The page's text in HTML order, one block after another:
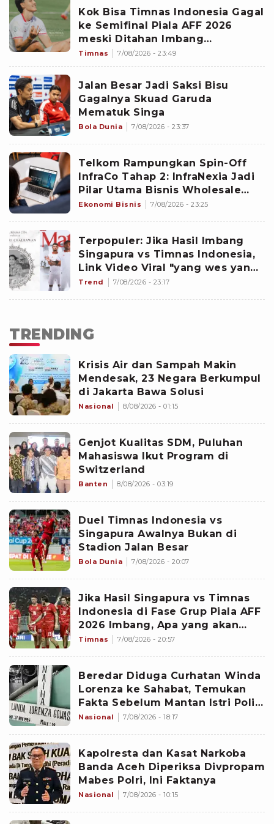
Kok Bisa Timnas Indonesia Gagal
ke Semifinal Piala AFF 2026
meski Ditahan Imbang
Singapura?
Timnas 7/08/2026 - 23:49
Jalan Besar Jadi Saksi Bisu
Gagalnya Skuad Garuda
Mematuk Singa
Bola Dunia 7/08/2026 - 23:37
Telkom Rampungkan Spin-Off
InfraCo Tahap 2: InfraNexia Jadi
Pilar Utama Bisnis Wholesale
Connectivity
Ekonomi Bisnis 7/08/2026 - 23:25
Terpopuler: Jika Hasil Imbang
Singapura vs Timnas Indonesia,
Link Video Viral "yang wes yang",
hingga Dokter dan Nakes
Trend 7/08/2026 - 23:17
TRENDING
Krisis Air dan Sampah Makin
Mendesak, 23 Negara Berkumpul
di Jakarta Bawa Solusi
Nasional 8/08/2026 - 01:15
Genjot Kualitas SDM, Puluhan
Mahasiswa Ikut Program di
Switzerland
Banten 8/08/2026 - 03:19
Duel Timnas Indonesia vs
Singapura Awalnya Bukan di
Stadion Jalan Besar
Bola Dunia 7/08/2026 - 20:07
Jika Hasil Singapura vs Timnas
Indonesia di Fase Grup Piala AFF
2026 Imbang, Apa yang akan
Terjadi?
Timnas 7/08/2026 - 20:57
Beredar Diduga Curhatan Winda
Lorenza ke Sahabat, Temukan
Fakta Sebelum Mantan Istri Polisi
di Medan Tewas
Nasional 7/08/2026 - 18:17
Kapolresta dan Kasat Narkoba
Banda Aceh Diperiksa Divpropam
Mabes Polri, Ini Faktanya
Nasional 7/08/2026 - 10:15